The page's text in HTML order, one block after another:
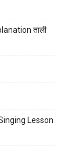
ताली
Lesson